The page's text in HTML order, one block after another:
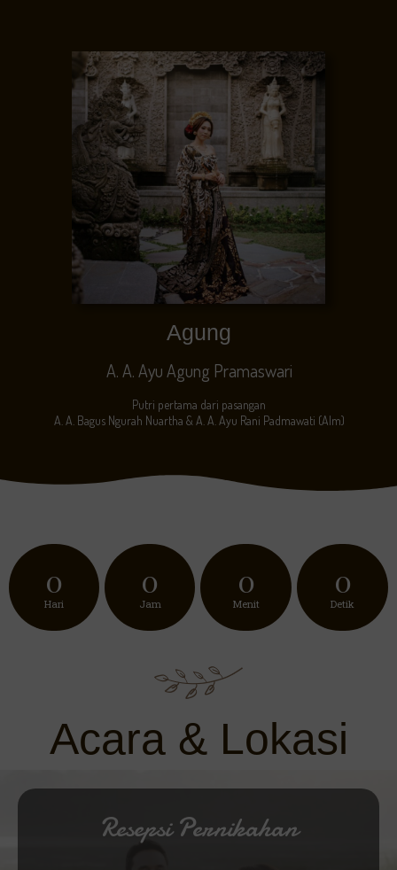
Agung
A. A. Ayu Agung Pramaswari
Putri pertama dari pasangan
A. A. Bagus Ngurah Nuartha & A. A. Ayu Rani Padmawati (Alm)
0
Hari
0
Jam
0
Menit
0
Detik
Acara & Lokasi
Resepsi Pernikahan